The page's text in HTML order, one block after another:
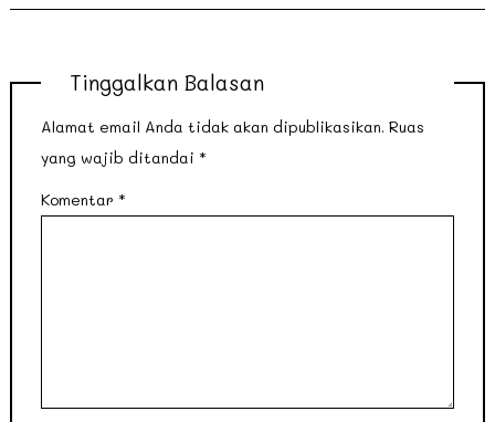
Tinggalkan Balasan
Alamat email Anda tidak akan dipublikasikan. Ruas
yang wajib ditandai *
Komentar *